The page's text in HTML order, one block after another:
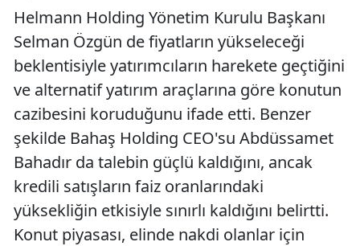
Helmann Holding Yönetim Kurulu Başkanı
Selman Özgün de fiyatların yükseleceği
beklentisiyle yatırımcıların harekete geçtiğini
ve alternatif yatırım araçlarına göre konutun
cazibesini koruduğunu ifade etti. Benzer
şekilde Bahaş Holding CEO'su Abdüssamet
Bahadır da talebin güçlü kaldığını, ancak
kredili satışların faiz oranlarındaki
yüksekliğin etkisiyle sınırlı kaldığını belirtti.
Konut piyasası, elinde nakdi olanlar için